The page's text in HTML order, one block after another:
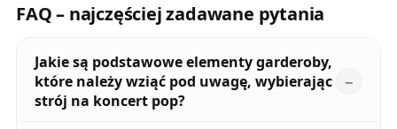
FAQ – najczęściej zadawane pytania
Jakie są podstawowe elementy garderoby,
które należy wziąć pod uwagę, wybierając
strój na koncert pop?